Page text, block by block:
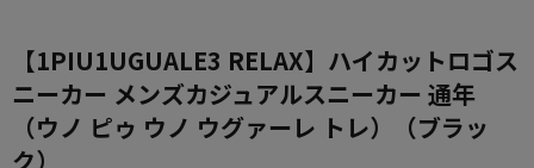
【1PIU1UGUALE3 RELAX】ハイカットロゴス
ニーカー メンズカジュアルスニーカー 通年
（ウノ ピゥ ウノ ウグァーレ トレ）（ブラッ
ク）